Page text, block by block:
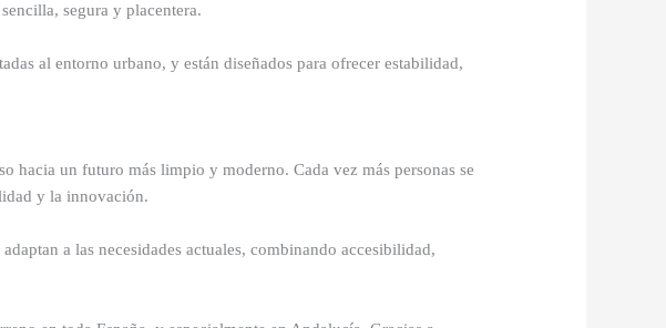
segura y placentera.
al entorno urbano, y están diseñados para ofrecer estabilidad,
hacia un futuro más limpio y moderno. Cada vez más personas se
y la innovación.
a las necesidades actuales, combinando accesibilidad,